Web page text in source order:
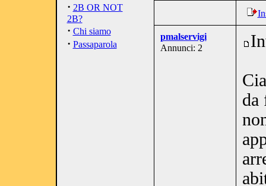
· 2B OR NOT
2B?
· Chi siamo
· Passaparola
pmalservigi
Annunci: 2
da